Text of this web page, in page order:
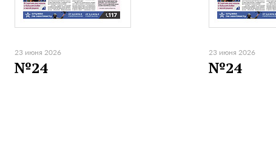
23 июня 2026
№24
23 июня 2026
№24